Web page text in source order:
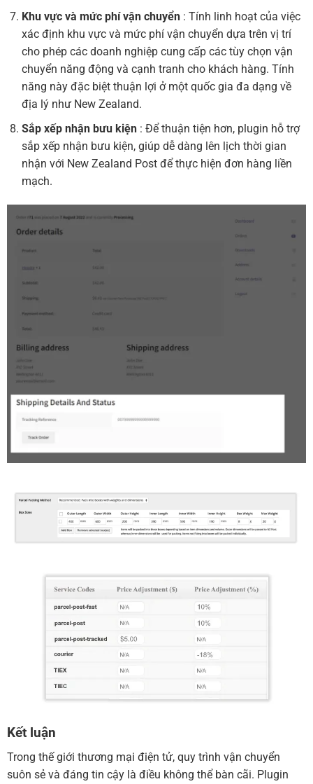
Khu vực và mức phí vận chuyển: Tính linh hoạt của việc
xác định khu vực và mức phí vận chuyển dựa trên vị trí
cho phép các doanh nghiệp cung cấp các tùy chọn vận
chuyển năng động và cạnh tranh cho khách hàng. Tính
năng này đặc biệt thuận lợi ở một quốc gia đa dạng về
địa lý như New Zealand.
Sắp xếp nhận bưu kiện: Để thuận tiện hơn, plugin hỗ trợ
sắp xếp nhận bưu kiện, giúp dễ dàng lên lịch thời gian
nhận với New Zealand Post để thực hiện đơn hàng liền
mạch.
Kết luận
Trong thế giới thương mại điện tử, quy trình vận chuyển
suôn sẻ và đáng tin cậy là điều không thể bàn cãi. Plugin